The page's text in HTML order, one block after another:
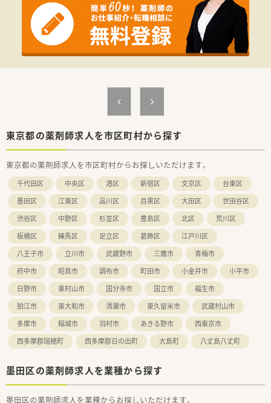
東京都の薬剤師求人を市区町村から探す
東京都の薬剤師求人を市区町村からお探しいただけます。
千代田区 中央区 港区 新宿区 文京区
台東区
墨田区
江東区 品川区 目黒区 大田区
世田谷区
渋谷区
中野区 杉並区 豊島区 北区
荒川区
板橋区
練馬区 足立区 葛飾区
江戸川区
八王子市
立川市 武蔵野市 三鷹市
青梅市
府中市
昭島市 調布市 町田市 小金井市
小平市
日野市
東村山市 国分寺市 国立市
福生市
狛江市
東大和市 清瀬市 東久留米市
武蔵村山市
多摩市
稲城市 羽村市 あきる野市
西東京市
西多摩郡瑞穂町
西多摩郡日の出町 大島町 八丈島八丈町
墨田区の薬剤師求人を業種から探す
墨田区の薬剤師求人を業種からお探しいただけます。